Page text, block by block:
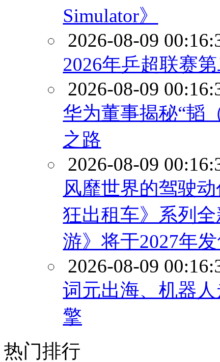
Simulator》
2026-08-09
2026年乒超联赛
2026-08-09
华为董事揭秘“韬
之路
2026-08-09
风靡世界的驾驶
狂出租车》系列
游》将于2027年
2026-08-09
词元出海、机器
擎
热门排行